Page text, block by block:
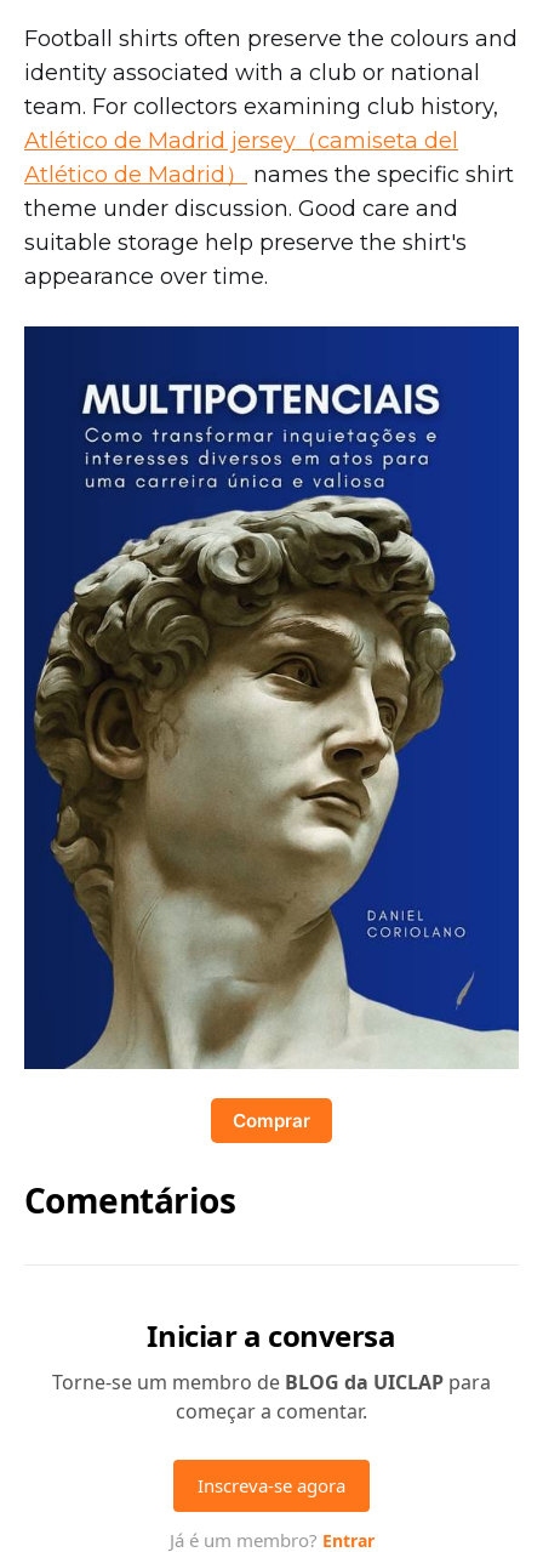
Football shirts often preserve the colours and
identity associated with a club or national
team. For collectors examining club history,
Atlético de Madrid jersey（camiseta del
Atlético de Madrid）
names the specific shirt
theme under discussion. Good care and
suitable storage help preserve the shirt's
appearance over time.
Comprar